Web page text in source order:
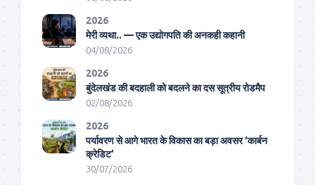
2026
मेरी व्यथा.. — एक उद्योगपति की अनकही कहानी
04/08/2026
2026
बुंदेलखंड की बदहाली को बदलने का दस सूत्रीय रोडमैप
02/08/2026
2026
पर्यावरण से आगे भारत के विकास का बड़ा अवसर ‘कार्बन
क्रेडिट’
30/07/2026